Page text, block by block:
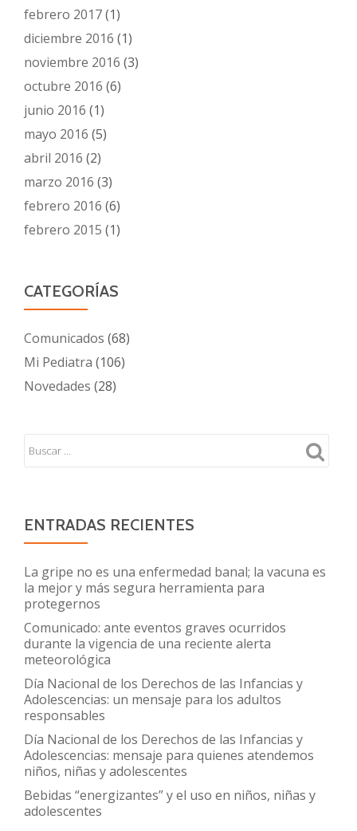
febrero 2017(1)
diciembre 2016 (1)
noviembre 2016 (3)
octubre 2016 (6)
junio 2016 (1)
mayo 2016 (5)
abril 2016 (2)
marzo 2016 (3)
febrero 2016 (6)
febrero 2015 (1)
CATEGORÍAS
Comunicados (68)
Mi Pediatra (106)
Novedades (28)
ENTRADAS RECIENTES
La gripe no es una enfermedad banal; la vacuna es
la mejor y más segura herramienta para
protegernos
Comunicado: ante eventos graves ocurridos
durante la vigencia de una reciente alerta
meteorológica
Día Nacional de los Derechos de las Infancias y
Adolescencias: un mensaje para los adultos
responsables
Día Nacional de los Derechos de las Infancias y
Adolescencias: mensaje para quienes atendemos
niños, niñas y adolescentes
Bebidas “energizantes” y el uso en niños, niñas y
adolescentes